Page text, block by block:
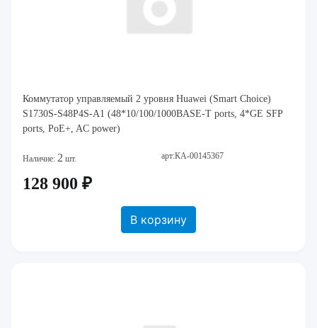
Коммутатор управляемый 2 уровня Huawei (Smart Choice)
S1730S-S48P4S-A1 (48*10/100/1000BASE-T ports, 4*GE SFP
ports, PoE+, AC power)
Наличие: 2 шт. арт:КА-00145367
128 900 ₽
В корзину